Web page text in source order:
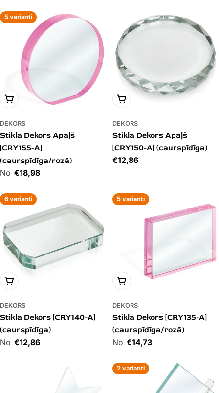
5 varianti
PIEVIENOT GROZAM
DEKORS
Stikla Dekors Apaļš
[CRY155-A]
(caurspīdīga/rozā)
Cena€18,98
PIEVIENOT GROZAM
DEKORS
Stikla Dekors Apaļš
[CRY150-A] (caurspīdīga)
Cena
€12,86
6 varianti
PIEVIENOT GROZAM
DEKORS
Stikla Dekors [CRY140-A]
(caurspīdīga)
Cena€12,86
5 varianti
PIEVIENOT GROZAM
DEKORS
Stikla Dekors [CRY135-A]
(caurspīdīga/rozā)
Cena€14,73
2 varianti